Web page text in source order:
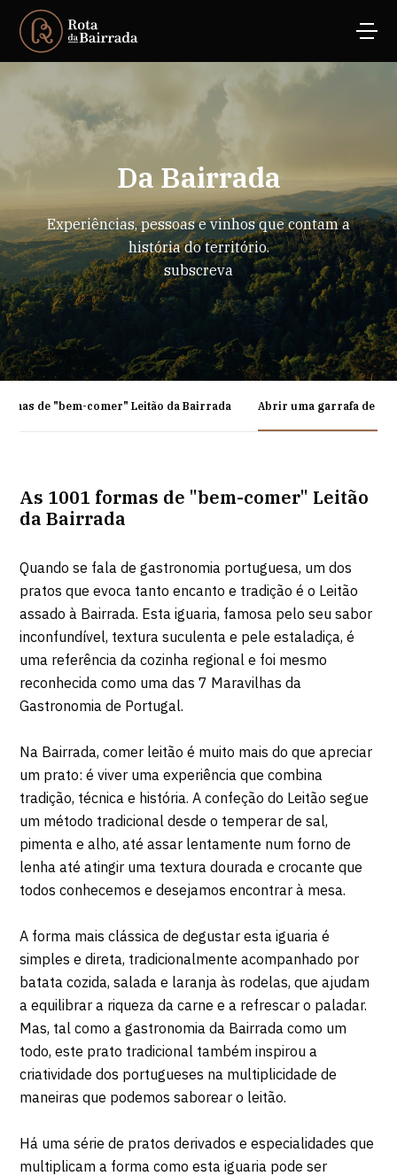
Da Bairrada
Experiências, pessoas e vinhos que contam a
história do território.
subscreva
de "bem-comer" Leitão da Bairrada Abrir uma garrafa de
As 1001 formas de "bem-comer" Leitão
da Bairrada
Quando se fala de gastronomia portuguesa, um dos
pratos que evoca tanto encanto e tradição é o Leitão
assado à Bairrada. Esta iguaria, famosa pelo seu sabor
inconfundível, textura suculenta e pele estaladiça, é
uma referência da cozinha regional e foi mesmo
reconhecida como uma das 7 Maravilhas da
Gastronomia de Portugal.
Na Bairrada, comer leitão é muito mais do que apreciar
um prato: é viver uma experiência que combina
tradição, técnica e história. A confeção do Leitão segue
um método tradicional desde o temperar de sal,
pimenta e alho, até assar lentamente num forno de
lenha até atingir uma textura dourada e crocante que
todos conhecemos e desejamos encontrar à mesa.
A forma mais clássica de degustar esta iguaria é
simples e direta, tradicionalmente acompanhado por
batata cozida, salada e laranja às rodelas, que ajudam
a equilibrar a riqueza da carne e a refrescar o paladar.
Mas, tal como a gastronomia da Bairrada como um
todo, este prato tradicional também inspirou a
criatividade dos portugueses na multiplicidade de
maneiras que podemos saborear o leitão.
Há uma série de pratos derivados e especialidades que
multiplicam a forma como esta iguaria pode ser